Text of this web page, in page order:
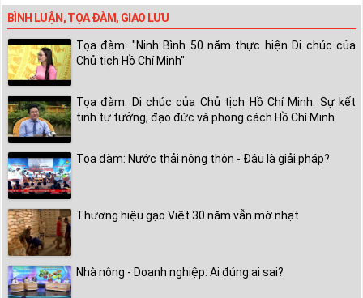
BÌNH LUẬN, TỌA ĐÀM, GIAO LƯU
Tọa đàm: "Ninh Bình 50 năm thực hiện Di chúc của
Chủ tịch Hồ Chí Minh"
Tọa đàm: Di chúc của Chủ tịch Hồ Chí Minh: Sự kết
tinh tư tưởng, đạo đức và phong cách Hồ Chí Minh
Tọa đàm: Nước thải nông thôn - Đâu là giải pháp?
Thương hiệu gạo Việt 30 năm vẫn mờ nhạt
Nhà nông - Doanh nghiệp: Ai đúng ai sai?